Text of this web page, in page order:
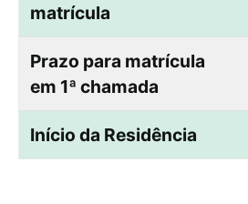
matrícula
Prazo para matrícula
em 1ª chamada
Início da Residência